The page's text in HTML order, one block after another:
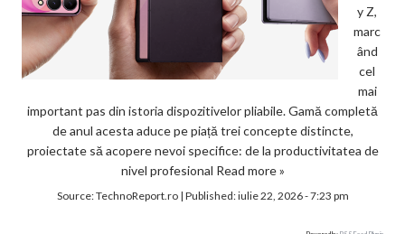
y Z,
marc
ând
cel
mai
important pas din istoria dispozitivelor pliabile. Gamă completă
de anul acesta aduce pe piață trei concepte distincte,
proiectate să acopere nevoi specifice: de la productivitatea de
nivel profesional Read more »
Source:TechnoReport.ro| Published:iulie 22, 2026 - 7:23 pm